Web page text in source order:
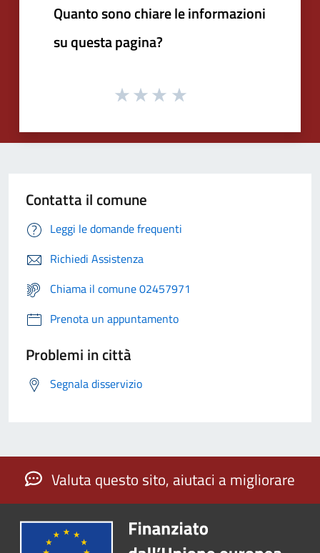
Quanto sono chiare le informazioni
su questa pagina?
Contatta il comune
Leggi le domande frequenti
Richiedi Assistenza
Chiama il comune 02457971
Prenota un appuntamento
Problemi in città
Segnala disservizio
Valuta questo sito, aiutaci a migliorare